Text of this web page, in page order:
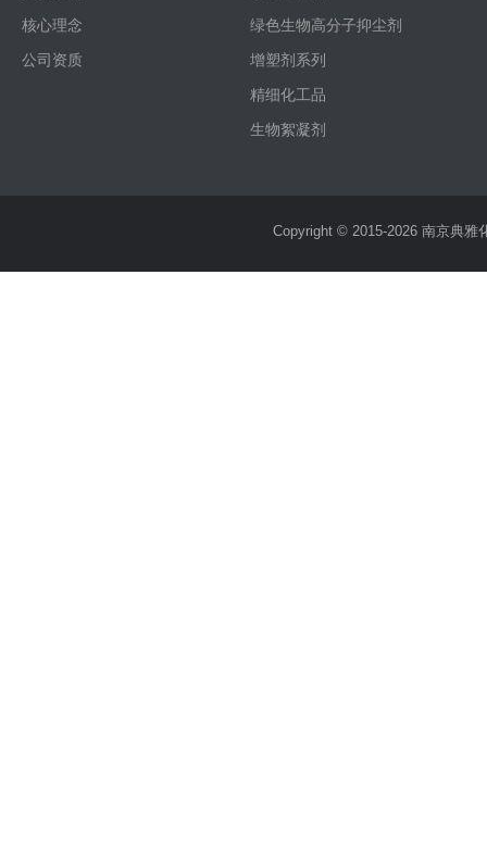
核心理念
公司资质
绿色生物高分子抑尘剂
增塑剂系列
精细化工品
生物絮凝剂
Copyright © 2015-2026 南京典